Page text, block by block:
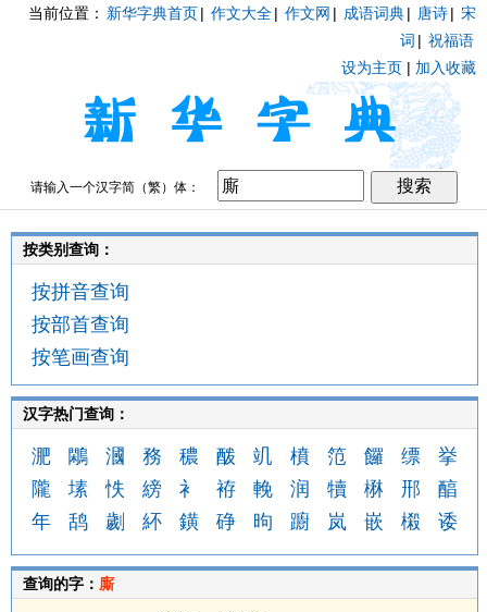
当前位置： 新华字典首页| 作文大全| 作文网 | 成语词典| 唐诗| 宋
词 | 祝福语
设为主页 | 加入收藏
请输入一个汉字简（繁）体：
按类别查询：
按拼音查询
按部首查询
按笔画查询
汉字热门查询：
淝 鷴 漍 務 穠 酦 竌 橨 笵 饠 缥
挙
隴
塐 怢 縍 衤 袸 輓 润 犢 楙 郉
醕
年
鸹 劌 紑 鐄 碀 昫 躕 岚 嵌 樧 诿
查询的字： 廝